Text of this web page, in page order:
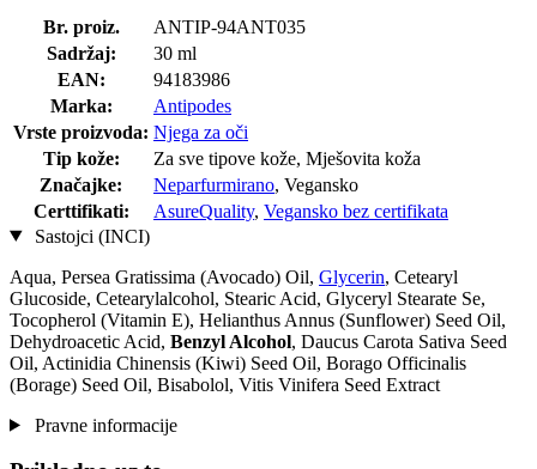
Br. proiz.
ANTIP-94ANT035
Sadržaj:
30 ml
EAN:
94183986
Marka:
Antipodes
Vrste proizvoda: Njega za oči
Tip kože:
Za sve tipove kože, Mješovita koža
Značajke:
Neparfurmirano, Vegansko
Certtifikati:
AsureQuality, Vegansko bez certifikata
Sastojci (INCI)
Aqua, Persea Gratissima (Avocado) Oil, Glycerin, Cetearyl
Glucoside, Cetearylalcohol, Stearic Acid, Glyceryl Stearate Se,
Tocopherol (Vitamin E), Helianthus Annus (Sunflower) Seed Oil,
Dehydroacetic Acid, Benzyl Alcohol, Daucus Carota Sativa Seed
Oil, Actinidia Chinensis (Kiwi) Seed Oil, Borago Officinalis
(Borage) Seed Oil, Bisabolol, Vitis Vinifera Seed Extract
Pravne informacije